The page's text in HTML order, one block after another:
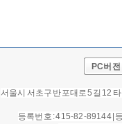
PC버전
서울시 서초구 반포대로 5길 12
등록번호 : 415-82-89144 |